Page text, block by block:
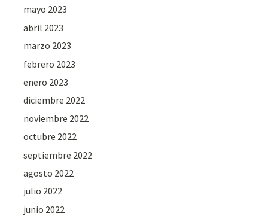
mayo 2023
abril 2023
marzo 2023
febrero 2023
enero 2023
diciembre 2022
noviembre 2022
octubre 2022
septiembre 2022
agosto 2022
julio 2022
junio 2022